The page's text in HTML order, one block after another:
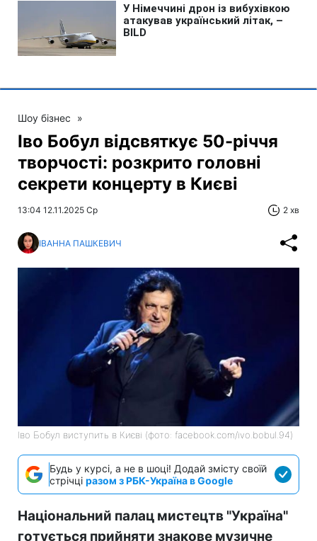
Шоу бізнес »
Іво Бобул відсвяткує 50-річчя
творчості: розкрито головні
секрети концерту в Києві
13:04 12.11.2025 Ср 2 хв
ІВАННА ПАШКЕВИЧ
Іво Бобул виступить в Києві (фото: facebook.com/ivo.bobul.94)
Будь у курсі, а не в шоці! Додай змісту своїй
стрічці разом з РБК-Україна в Google
Національний палац мистецтв "Україна"
готується прийняти знакове музичне